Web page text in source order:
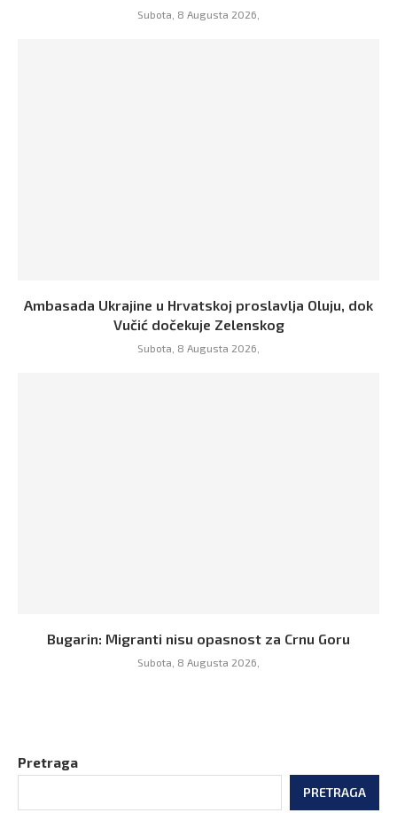
Subota, 8 Augusta 2026,
Ambasada Ukrajine u Hrvatskoj proslavlja Oluju, dok
Vučić dočekuje Zelenskog
Subota, 8 Augusta 2026,
Bugarin: Migranti nisu opasnost za Crnu Goru
Subota, 8 Augusta 2026,
Pretraga
PRETRAGA